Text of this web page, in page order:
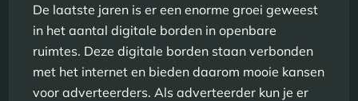
De laatste jaren is er een enorme groei geweest
in het aantal digitale borden in openbare
ruimtes. Deze digitale borden staan verbonden
met het internet en bieden daarom mooie kansen
voor adverteerders. Als adverteerder kun je er